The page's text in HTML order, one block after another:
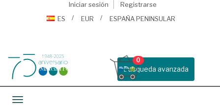
Iniciar sesión
Registrarse
ES
EUR ESPAÑA PENINSULAR
Busqueda avanzada
0
Toggle navigation